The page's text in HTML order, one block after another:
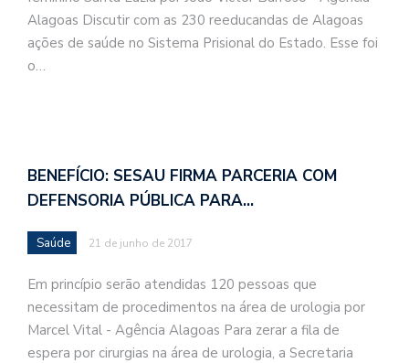
Alagoas Discutir com as 230 reeducandas de Alagoas
ações de saúde no Sistema Prisional do Estado. Esse foi
o…
BENEFÍCIO: SESAU FIRMA PARCERIA COM
DEFENSORIA PÚBLICA PARA…
Saúde 21 de junho de 2017
Em princípio serão atendidas 120 pessoas que
necessitam de procedimentos na área de urologia por
Marcel Vital - Agência Alagoas Para zerar a fila de
espera por cirurgias na área de urologia, a Secretaria